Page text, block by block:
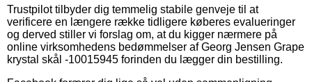
Trustpilot tilbyder dig temmelig stabile genveje til at
verificere en længere række tidligere køberes evalueringer
og derved stiller vi forslag om, at du kigger nærmere på
online virksomhedens bedømmelser af Georg Jensen Grape
krystal skål -10015945 forinden du lægger din bestilling.